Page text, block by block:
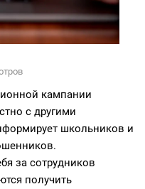
кампании
с другими
школьников и
за сотрудников
получить